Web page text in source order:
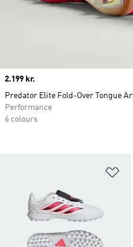
Price
2.199 kr.
Predator Elite Fold-Over Tongue
Performance
6 colours